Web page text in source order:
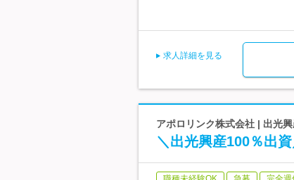
求人詳細を見る
アポロリンク株式会社 | 出光
＼出光興産100％出